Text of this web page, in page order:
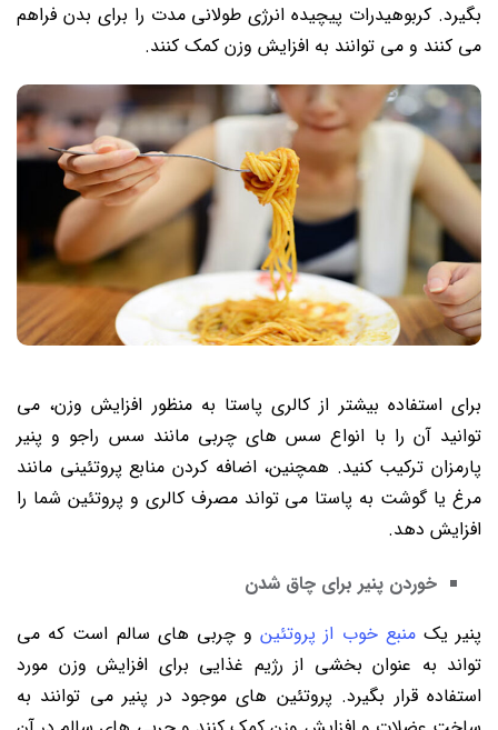
بگیرد. کربوهیدرات پیچیده انرژی طولانی مدت را برای بدن فراهم
می ‌کنند و می ‌توانند به افزایش وزن کمک کنند.
برای استفاده بیشتر از کالری پاستا به منظور افزایش وزن، می‌
توانید آن را با انواع سس ‌های چربی مانند سس راجو و پنیر
پارمزان ترکیب کنید. همچنین، اضافه کردن منابع پروتئینی مانند
مرغ یا گوشت به پاستا می ‌تواند مصرف کالری و پروتئین شما را
افزایش دهد.
خوردن پنیر برای چاق شدن
پنیر یکمنبع خوب از پروتئینو چربی ‌های سالم است که می
‌تواند به عنوان بخشی از رژیم غذایی برای افزایش وزن مورد
استفاده قرار بگیرد. پروتئین ‌های موجود در پنیر می ‌توانند به